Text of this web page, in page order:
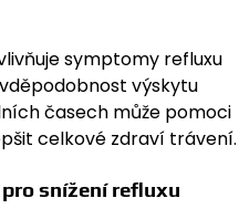
symptomy refluxu
výskytu
časech může pomoci
celkové zdraví trávení.
snížení refluxu